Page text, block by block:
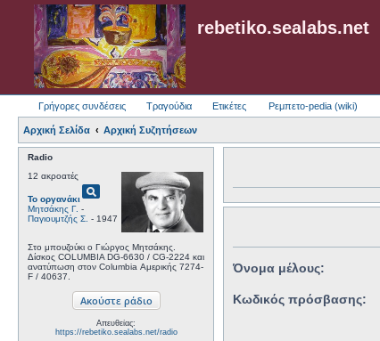
rebetiko.sealabs.net
Γρήγορες συνδέσεις Τραγούδια Ετικέτες Ρεμπετο-pedia (wiki)
Αρχική Σελίδα Αρχική Συζητήσεων
Radio
12 ακροατές
Το οργανάκι pageview
Μητσάκης Γ. -
Παγιουμτζής Σ. - 1947
Στο μπουζούκι ο Γιώργος Μητσάκης.
Δίσκος COLUMBIA DG-6630 / CG-2224 και
ανατύπωση στον Columbia Αμερικής 7274-
F / 40637.
Απευθείας:
https://rebetiko.sealabs.net/radio
Όνομα μέλους:
Κωδικός πρόσβασης: